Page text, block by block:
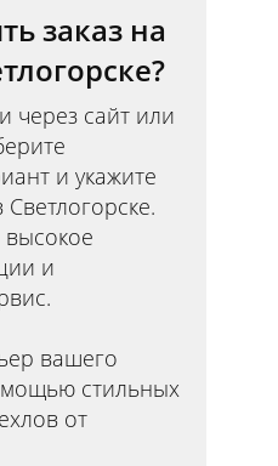
заказ на
через сайт или
и укажите
и
вашего
стильных
от